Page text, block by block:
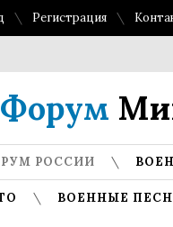
Регистрация
Форум
РОССИИ
ВОЕННЫЕ